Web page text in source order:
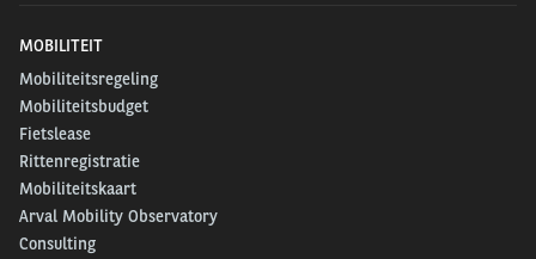
MOBILITEIT
Mobiliteitsregeling
Mobiliteitsbudget
Fietslease
Rittenregistratie
Mobiliteitskaart
Arval Mobility Observatory
Consulting